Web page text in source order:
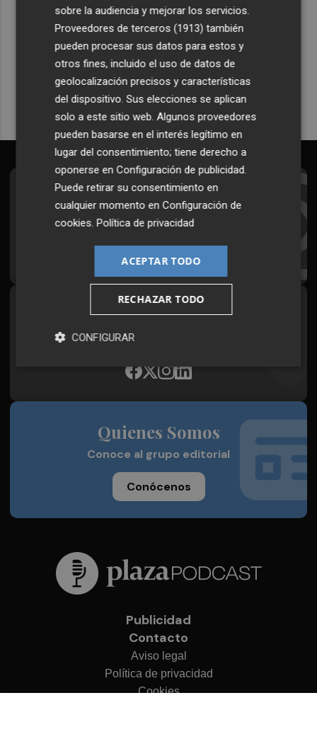
Recibe toda la actualidad de
Plaza Podcast en tu correo
Quiero suscribirme
Suscríbete al Boletín
Todos los días a primera hora en tu email
Síguenos en redes
Plaza Podcast, desde cualquier medio
Quienes Somos
Conoce al grupo editorial
Conócenos
Publicidad
Contacto
Aviso legal
Política de privacidad
Cookies
sobre la audiencia y mejorar los servicios.
Proveedores de terceros (1913) también
pueden procesar sus datos para estos y
otros fines, incluido el uso de datos de
geolocalización precisos y características
del dispositivo. Sus elecciones se aplican
solo a este sitio web. Algunos proveedores
pueden basarse en el interés legítimo en
lugar del consentimiento; tiene derecho a
oponerse enConfiguración de publicidad.
Puede retirar su consentimiento en
cualquier momento enConfiguración de
cookies.Política de privacidad
ACEPTAR TODO
RECHAZAR TODO
CONFIGURAR